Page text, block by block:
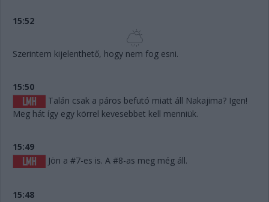
15:52
Szerintem kijelenthető, hogy nem fog esni.
15:50
Talán csak a páros befutó miatt áll Nakajima? Igen!
Meg hát így egy körrel kevesebbet kell menniük.
15:49
Jön a #7-es is. A #8-as meg még áll.
15:48